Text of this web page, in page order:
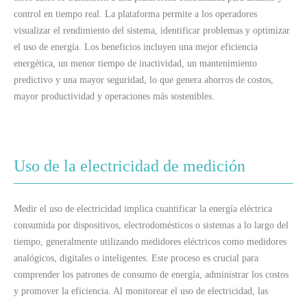
control en tiempo real. La plataforma permite a los operadores
visualizar el rendimiento del sistema, identificar problemas y optimizar
el uso de energía. Los beneficios incluyen una mejor eficiencia
energética, un menor tiempo de inactividad, un mantenimiento
predictivo y una mayor seguridad, lo que genera ahorros de costos,
mayor productividad y operaciones más sostenibles.
Uso de la electricidad de medición
Medir el uso de electricidad implica cuantificar la energía eléctrica
consumida por dispositivos, electrodomésticos o sistemas a lo largo del
tiempo, generalmente utilizando medidores eléctricos como medidores
analógicos, digitales o inteligentes. Este proceso es crucial para
comprender los patrones de consumo de energía, administrar los costos
y promover la eficiencia. Al monitorear el uso de electricidad, las